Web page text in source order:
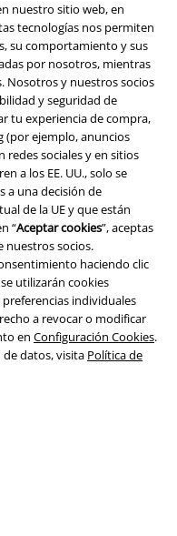
nuestro sitio web, en
tecnologías nos permiten
su comportamiento y sus
por nosotros, mientras
Nosotros y nuestros socios
y seguridad de
tu experiencia de compra,
(por ejemplo, anuncios
redes sociales y en sitios
a los EE. UU., solo se
a una decisión de
de la UE y que están
“Aceptar cookies”, aceptas
nuestros socios.
haciendo clic
utilizarán cookies
individuales
a revocar o modificar
en Configuración Cookies.
datos, visita Política de
Stock bajo
€
Never Never
King Kerosin